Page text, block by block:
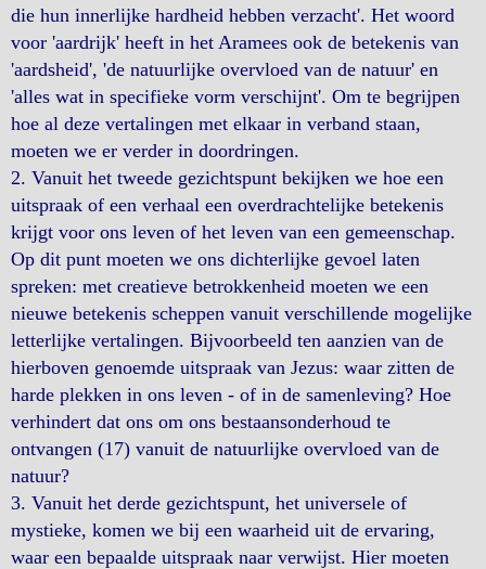
die hun innerlijke hardheid hebben verzacht'. Het woord
voor 'aardrijk' heeft in het Aramees ook de betekenis van
'aardsheid', 'de natuurlijke overvloed van de natuur' en
'alles wat in specifieke vorm verschijnt'. Om te begrijpen
hoe al deze vertalingen met elkaar in verband staan,
moeten we er verder in doordringen.
2. Vanuit het tweede gezichtspunt bekijken we hoe een
uitspraak of een verhaal een overdrachtelijke betekenis
krijgt voor ons leven of het leven van een gemeenschap.
Op dit punt moeten we ons dichterlijke gevoel laten
spreken: met creatieve betrokkenheid moeten we een
nieuwe betekenis scheppen vanuit verschillende mogelijke
letterlijke vertalingen. Bijvoorbeeld ten aanzien van de
hierboven genoemde uitspraak van Jezus: waar zitten de
harde plekken in ons leven - of in de samenleving? Hoe
verhindert dat ons om ons bestaansonderhoud te
ontvangen (17) vanuit de natuurlijke overvloed van de
natuur?
3. Vanuit het derde gezichtspunt, het universele of
mystieke, komen we bij een waarheid uit de ervaring,
waar een bepaalde uitspraak naar verwijst. Hier moeten